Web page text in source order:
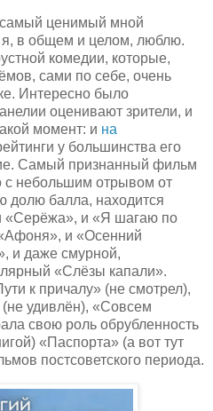
самый ценимый мной
в общем и целом, люблю.
комедии, которые,
сами по себе, очень
Интересно было
оценивают зрители, и
момент: и на
у большинства его
Самый признанный фильм
небольшим отрывом от
долю балла, находится
«Серёжа», и «Я шагаю по
и «Осенний
и даже смурной,
«Слёзы капали».
к причалу» (не смотрел),
(не удивлён), «Совсем
свою роль обрубленность
«Паспорта» (а вот тут
постсоветского периода.